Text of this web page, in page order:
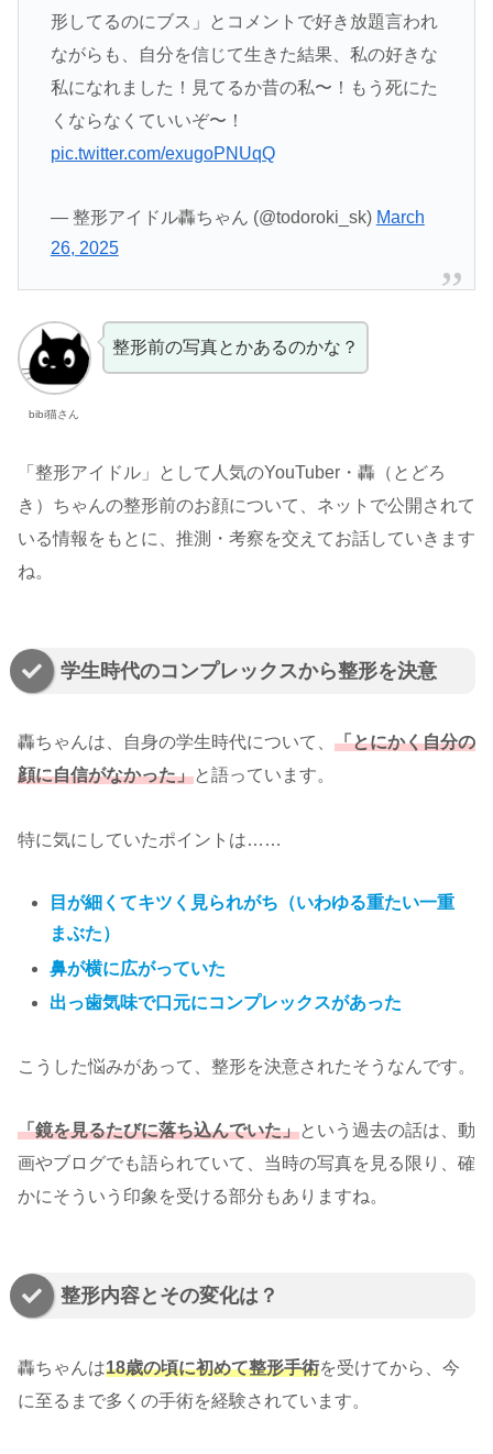
形してるのにブス」とコメントで好き放題言われ
ながらも、自分を信じて生きた結果、私の好きな
私になれました！見てるか昔の私〜！もう死にた
くならなくていいぞ〜！
pic.twitter.com/exugoPNUqQ
— 整形アイドル轟ちゃん (@todoroki_sk) March
26, 2025
bibi猫さん
整形前の写真とかあるのかな？
「整形アイドル」として人気のYouTuber・轟（とどろ
き）ちゃんの整形前のお顔について、ネットで公開されて
いる情報をもとに、推測・考察を交えてお話していきます
ね。
学生時代のコンプレックスから整形を決意
轟ちゃんは、自身の学生時代について、 「とにかく自分の
顔に自信がなかった」と語っています。
特に気にしていたポイントは……
目が細くてキツく見られがち（いわゆる重たい一重
まぶた）
鼻が横に広がっていた
出っ歯気味で口元にコンプレックスがあった
こうした悩みがあって、整形を決意されたそうなんです。
「鏡を見るたびに落ち込んでいた」という過去の話は、動
画やブログでも語られていて、当時の写真を見る限り、確
かにそういう印象を受ける部分もありますね。
整形内容とその変化は？
轟ちゃんは18歳の頃に初めて整形手術を受けてから、今
に至るまで多くの手術を経験されています。